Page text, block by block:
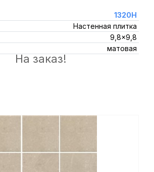
1320H
Настенная плитка
9,8x9,8
матовая
На заказ!